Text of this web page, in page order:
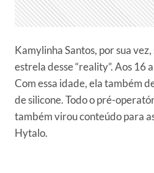
Kamylinha Santos, por sua
estrela desse “reality”. Aos 16
Com essa idade, ela também
de silicone. Todo o pré-
também virou conteúdo para
Hytalo.